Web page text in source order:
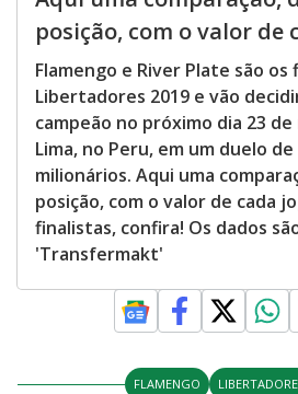
posição, com o valor de
Flamengo e River Plate são os
Libertadores 2019 e vão
campeão no próximo dia 23
Lima, no Peru, em um duelo
milionários. Aqui uma
posição, com o valor de cada
finalistas, confira! Os dados
'Transfermakt'
FLAMENGO